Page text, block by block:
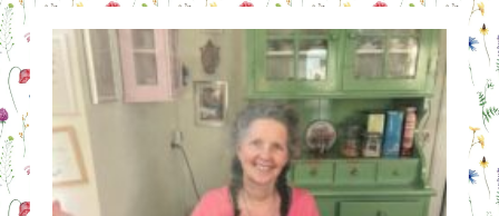
MENSEN
INEENS
VERDWIJNEN?!